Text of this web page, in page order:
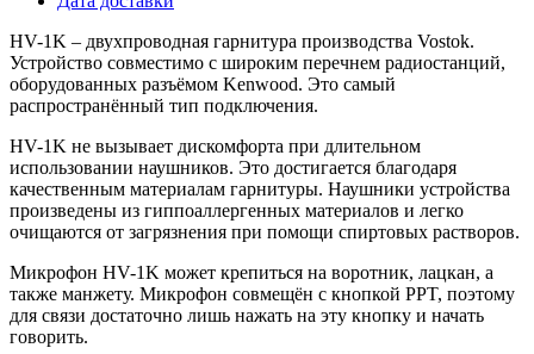
HV-1K – двухпроводная гарнитура производства Vostok.
Устройство совместимо с широким перечнем радиостанций,
оборудованных разъёмом Kenwood. Это самый
распространённый тип подключения.
HV-1K не вызывает дискомфорта при длительном
использовании наушников. Это достигается благодаря
качественным материалам гарнитуры. Наушники устройства
произведены из гиппоаллергенных материалов и легко
очищаются от загрязнения при помощи спиртовых растворов.
Микрофон HV-1K может крепиться на воротник, лацкан, а
также манжету. Микрофон совмещён с кнопкой PPT, поэтому
для связи достаточно лишь нажать на эту кнопку и начать
говорить.